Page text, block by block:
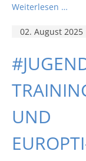
Weiterlesen …
02. August 2025
UND